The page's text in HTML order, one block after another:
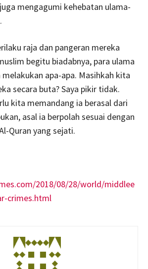
mengagumi kehebatan ulama-
raja dan pangeran mereka
begitu biadabnya, para ulama
apa-apa. Masihkah kita
secara buta? Saya pikir tidak.
kita memandang ia berasal dari
asal ia berpolah sesuai dengan
Quran yang sejati.
2018/08/28/world/middlee
crimes.html